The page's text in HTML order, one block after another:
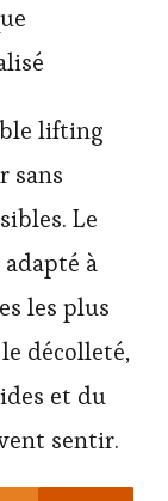
lifting
sans
Le
à
les plus
décolleté,
et du
sentir.